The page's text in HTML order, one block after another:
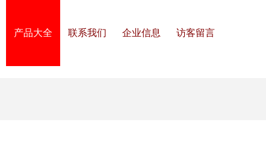
产品大全 联系我们 企业信息 访客留言